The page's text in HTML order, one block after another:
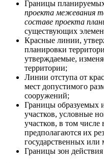
Границы
проекта межевания
составе проекта
существующих
Красные линии,
планировки
утверждаемые,
территории;
Линии отступа от
мест допустимого
сооружений;
Границы образуемых
участков, условные
участков, в том
предполагаются их
государственных
Границы зон